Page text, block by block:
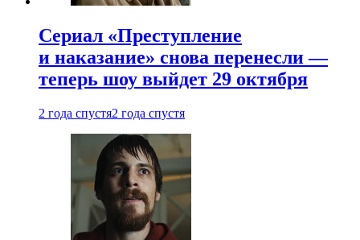
Сериал «Преступление
и наказание» снова перенесли —
теперь шоу выйдет 29 октября
2 года спустя2 года спустя